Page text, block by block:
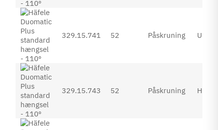
329.15.741 52 Påskruning
329.15.743 52 Påskruning